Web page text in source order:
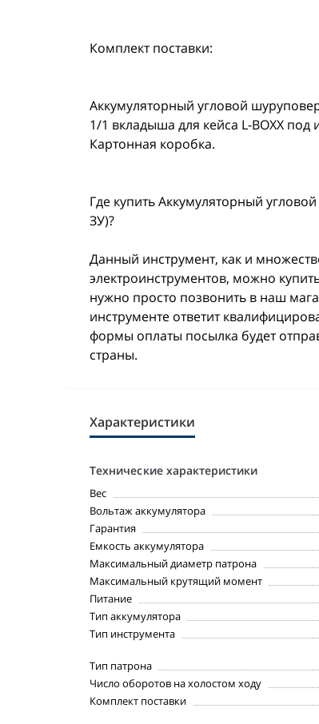
Комплект поставки:
Аккумуляторный угловой
1/1 вкладыша для кейса L-BOXX под
Картонная коробка.
Где купить Аккумуляторный
ЗУ)?
Данный инструмент, как и
электроинструментов, можно
нужно просто позвонить в наш
инструменте ответит
формы оплаты посылка будет
страны.
Характеристики
Технические характеристики
Вес
Вольтаж аккумулятора
Гарантия
Емкость аккумулятора
Максимальный диаметр патрона
Максимальный крутящий момент
Питание
Тип аккумулятора
Тип инструмента
Тип патрона
Число оборотов на холостом ходу
Комплект поставки